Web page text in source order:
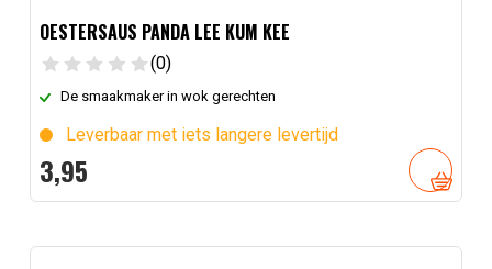
OESTERSAUS PANDA LEE KUM KEE
(0)
De smaakmaker in wok gerechten
Leverbaar met iets langere levertijd
3,95